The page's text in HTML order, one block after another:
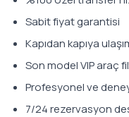
Sabit fiyat garantisi
Kapıdan kapıya
Son model VIP araç
Profesyonel ve
7/24 rezervasyon